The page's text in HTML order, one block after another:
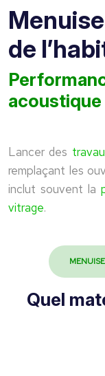
de
acoustique
Lancer des
remplaçant les
inclut souvent la
vitrage.
Quel